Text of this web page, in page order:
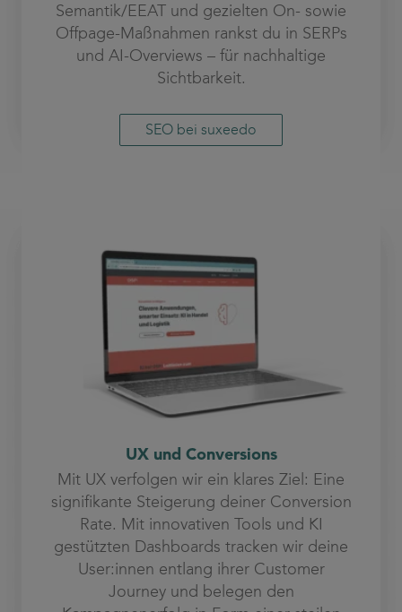
Semantik/EEAT und gezielten On- sowie
Offpage-Maßnahmen rankst du in SERPs
und AI-Overviews – für nachhaltige
Sichtbarkeit.
SEO bei suxeedo
UX und Conversions
Mit UX verfolgen wir ein klares Ziel: Eine
signifikante Steigerung deiner Conversion
Rate. Mit innovativen Tools und KI
gestützten Dashboards tracken wir deine
User:innen entlang ihrer Customer
Journey und belegen den